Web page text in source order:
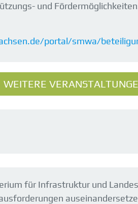
und
portal/smwa/
WEITERE
für Infrastruktur und